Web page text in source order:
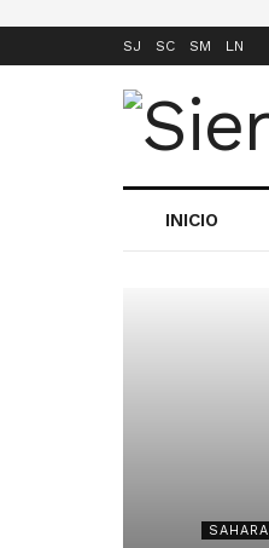
SJ SC SM LN
INICIO
SAHARA